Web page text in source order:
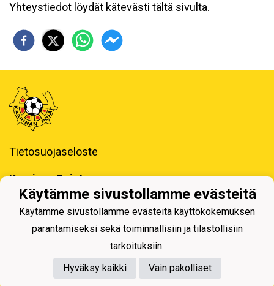
Yhteystiedot löydät kätevästi tältä sivulta.
Tietosuojaseloste
Kaarinan Pojat ry
Erotuomarinkatu 4, 20780 Kaarina
toimisto@kaapo.fi
y-tunnus: 1006858-6
Käytämme sivustollamme evästeitä
Käytämme sivustollamme evästeitä käyttökokemuksen
parantamiseksi sekä toiminnallisiin ja tilastollisiin
tarkoituksiin.
Hyväksy kaikki
Vain pakolliset